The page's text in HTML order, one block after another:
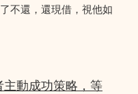
不還，還現借，視他如
動成功策略，等